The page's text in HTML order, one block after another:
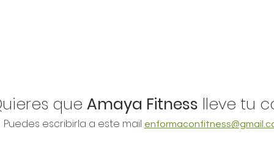
que Amaya Fitness lleve tu
Puedes escribirla a este mail